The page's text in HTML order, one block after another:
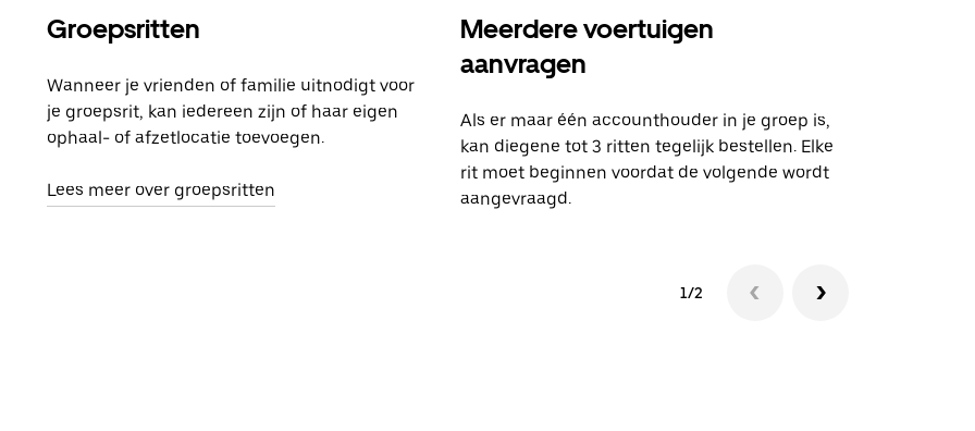
Groepsritten
Wanneer je vrienden of familie uitnodigt voor
je groepsrit, kan iedereen zijn of haar eigen
ophaal- of afzetlocatie toevoegen.
Lees meer over groepsritten
Meerdere voertuigen
aanvragen
Als er maar één accounthouder in je groep is,
kan diegene tot 3 ritten tegelijk bestellen. Elke
rit moet beginnen voordat de volgende wordt
aangevraagd.
1/2